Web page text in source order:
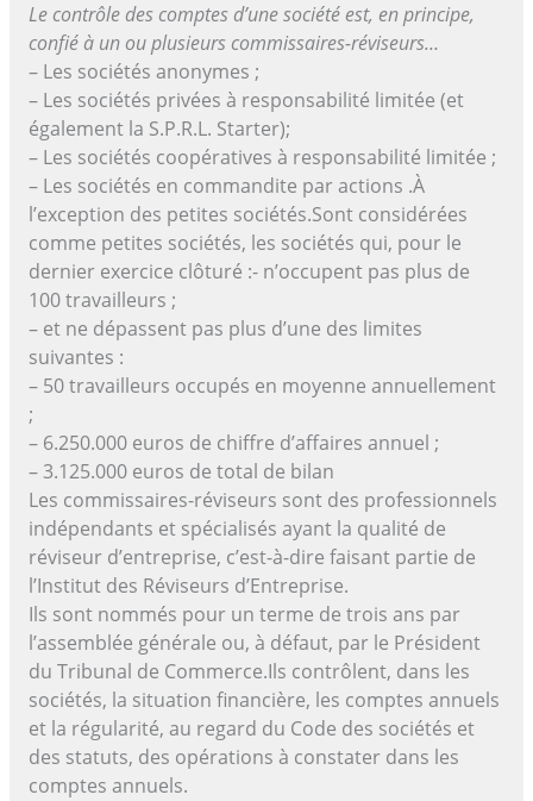
Le contrôle des comptes d’une société est, en principe,
confié à un ou plusieurs commissaires-réviseurs…
– Les sociétés anonymes ;
– Les sociétés privées à responsabilité limitée (et
également la S.P.R.L. Starter);
– Les sociétés coopératives à responsabilité limitée ;
– Les sociétés en commandite par actions .À
l’exception des petites sociétés.Sont considérées
comme petites sociétés, les sociétés qui, pour le
dernier exercice clôturé :- n’occupent pas plus de
100 travailleurs ;
– et ne dépassent pas plus d’une des limites
suivantes :
– 50 travailleurs occupés en moyenne annuellement
;
– 6.250.000 euros de chiffre d’affaires annuel ;
– 3.125.000 euros de total de bilan
Les commissaires-réviseurs sont des professionnels
indépendants et spécialisés ayant la qualité de
réviseur d’entreprise, c’est-à-dire faisant partie de
l’Institut des Réviseurs d’Entreprise.
Ils sont nommés pour un terme de trois ans par
l’assemblée générale ou, à défaut, par le Président
du Tribunal de Commerce.Ils contrôlent, dans les
sociétés, la situation financière, les comptes annuels
et la régularité, au regard du Code des sociétés et
des statuts, des opérations à constater dans les
comptes annuels.